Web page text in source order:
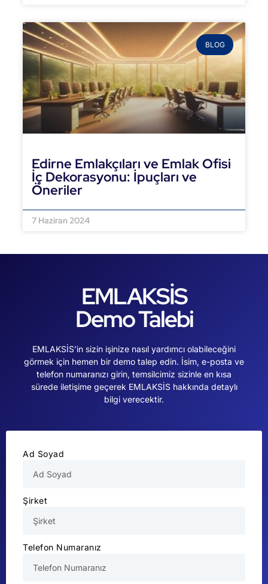
BLOG
Edirne Emlakçıları ve Emlak Ofisi
İç Dekorasyonu: İpuçları ve
Öneriler
7 Haziran 2024
EMLAKSİS
Demo Talebi
EMLAKSİS’in sizin işinize nasıl yardımcı olabileceğini
görmek için hemen bir demo talep edin. İsim, e-posta ve
telefon numaranızı girin, temsilcimiz sizinle en kısa
sürede iletişime geçerek EMLAKSİS hakkında detaylı
bilgi verecektir.
Ad Soyad
Şirket
Telefon Numaranız